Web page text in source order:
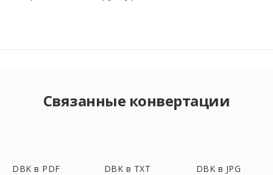
Связанные конвертации
DBK в PDF DBK в TXT DBK в JPG